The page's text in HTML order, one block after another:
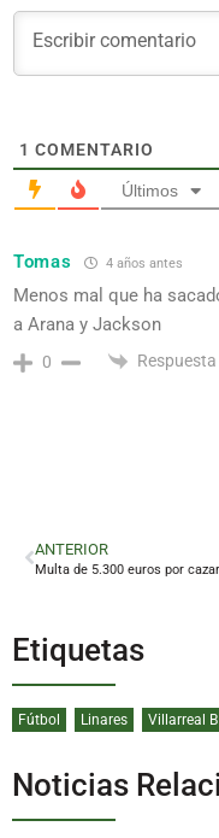
1 COMENTARIO
Últimos
Tomas 4 años antes
Menos mal que ha
a Arana y Jackson
0 Respuesta
ANTERIOR
Etiquetas
Fútbol Linares Villarreal B
Noticias